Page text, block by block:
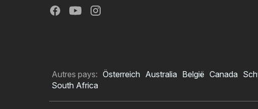
Autres pays: Österreich Australia België Canada
South Africa